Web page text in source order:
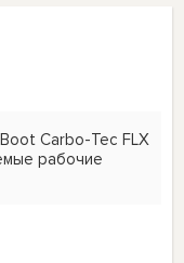
Carbo-Tec FLX
рабочие